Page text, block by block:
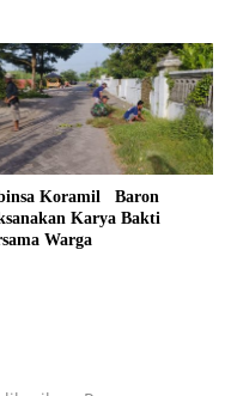
Koramil Baron
Karya Bakti
Warga